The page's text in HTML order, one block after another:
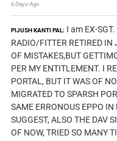
6 Days Ago
PIJUSH KANTI PAL: I am EX-
RADIO/FITTER RETIRED
OF MISTAKES,BUT
PER MY ENTITLEMENT. I
PORTAL, BUT IT WAS OF
MIGRATED TO SPARSH
SAME ERRONOUS EPPO
SUGGEST, ALSO THE DAV
OF NOW, TRIED SO MANY